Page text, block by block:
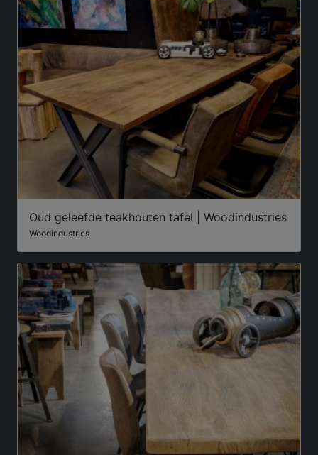
Oud geleefde teakhouten tafel | Woodindustries
Woodindustries